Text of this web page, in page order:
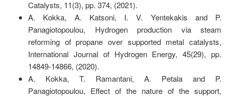
Catalysts, 11(3), pp. 374, (2021).
A. Kokka, A. Katsoni, I. V. Yentekakis and P.
Panagiotopoulou, Hydrogen production via steam
reforming of propane over supported metal catalysts,
International Journal of Hydrogen Energy, 45(29), pp.
14849-14866, (2020).
A. Kokka, T. Ramantani, A. Petala and P.
Panagiotopoulou, Effect of the nature of the support,